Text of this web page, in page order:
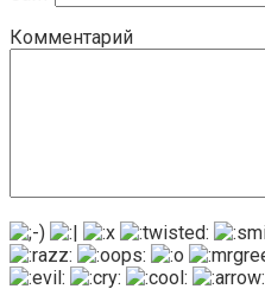
Комментарий